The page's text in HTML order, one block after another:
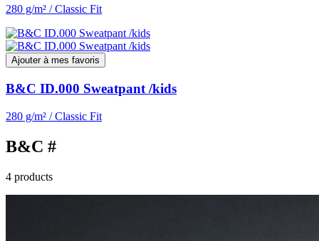
280 g/m² / Classic Fit
Ajouter à mes favoris
B&C ID.000 Sweatpant /kids
280 g/m² / Classic Fit
B&C #
4 products